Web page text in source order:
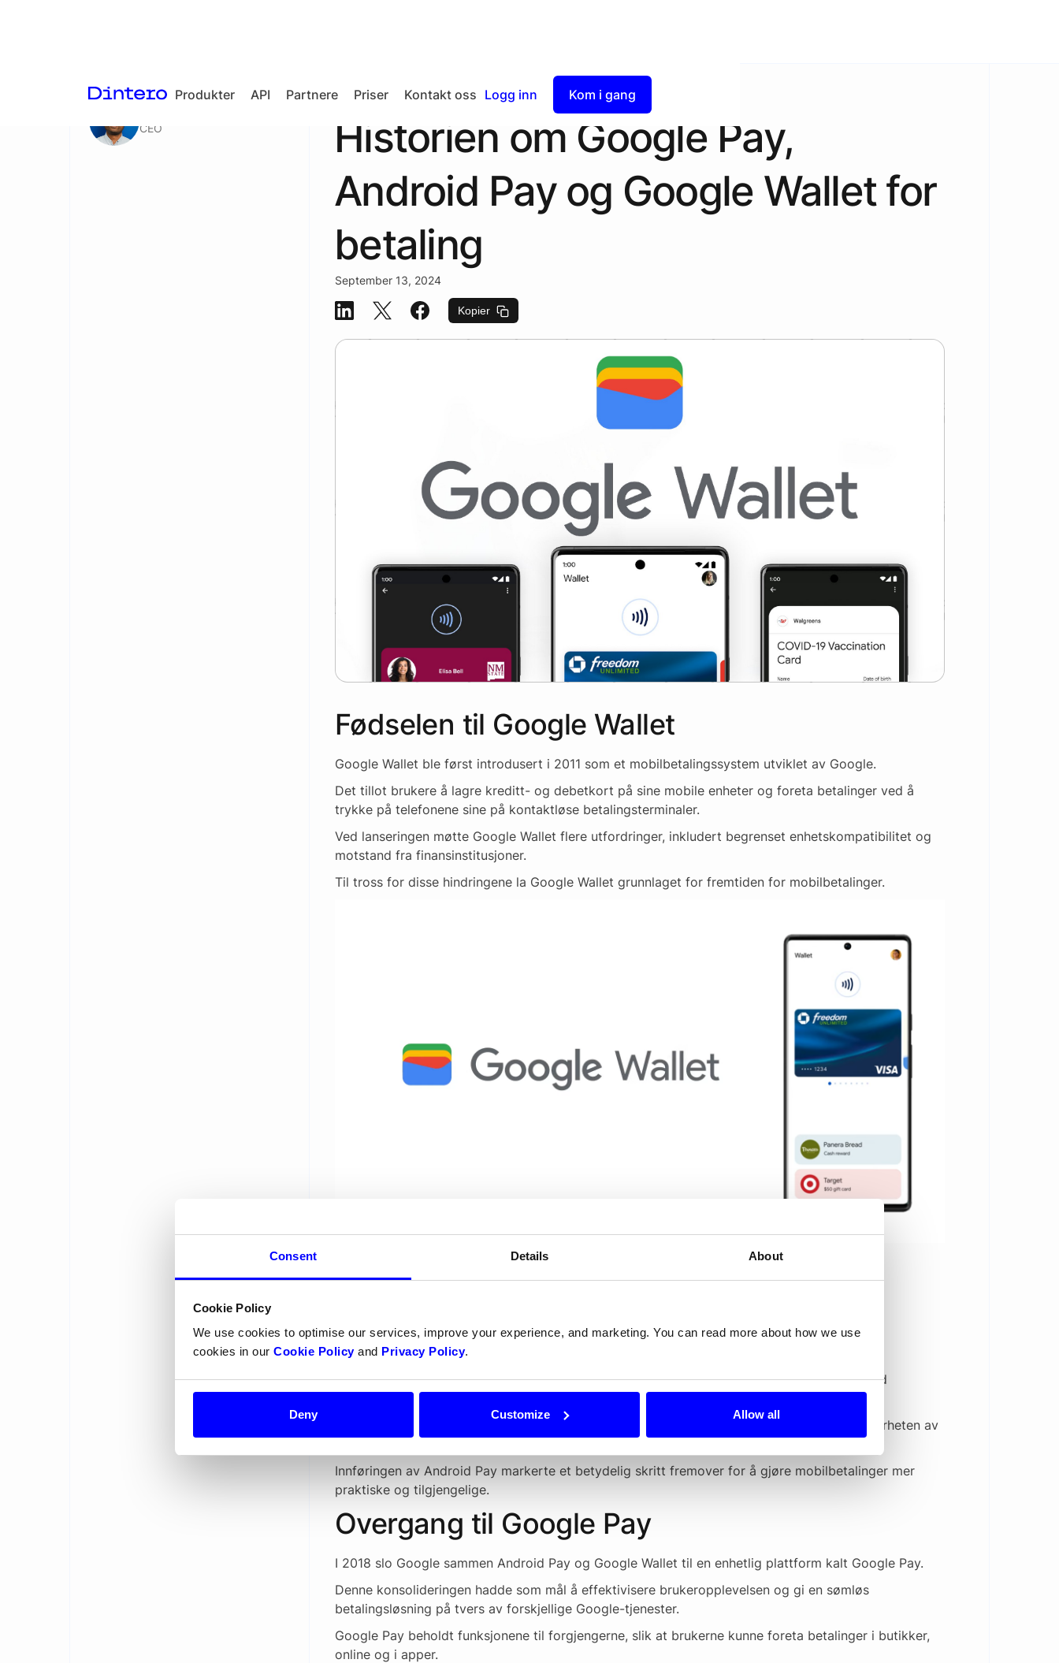
Consent Details About
Cookie Policy
We use cookies to optimise our services, improve your experience, and marketing. You can read more about how we use
cookies in our Cookie Policyand Privacy Policy.
Deny Customize Allow all
Produkter API Partnere Priser
Checkout
Kontakt oss Logg inn Kom i gang
Aktuelt / Blogg
CEO
Historien om Google Pay,
Android Pay og Google Wallet for
betaling
September 13, 2024
Kopier
Fødselen til Google Wallet
Google Wallet ble først introdusert i 2011 som et mobilbetalingssystem utviklet av Google.
Det tillot brukere å lagre kreditt- og debetkort på sine mobile enheter og foreta betalinger ved å
trykke på telefonene sine på kontaktløse betalingsterminaler.
Ved lanseringen møtte Google Wallet flere utfordringer, inkludert begrenset enhetskompatibilitet og
motstand fra finansinstitusjoner.
Til tross for disse hindringene la Google Wallet grunnlaget for fremtiden for mobilbetalinger.
I 2015 introduserte Google Android Pay som en omdøpt versjon av Google Wallet.
Android Pay utvidet mulighetene til forgjengeren ved å støtte kjøp i appen og integrere med
forskjellige lojalitetsprogrammer.
Med Android Pay kan brukere ganske enkelt låse opp telefonene sine og plassere dem i nærheten av
Innføringen av Android Pay markerte et betydelig skritt fremover for å gjøre mobilbetalinger mer
praktiske og tilgjengelige.
Overgang til Google Pay
I 2018 slo Google sammen Android Pay og Google Wallet til en enhetlig plattform kalt Google Pay.
Denne konsolideringen hadde som mål å effektivisere brukeropplevelsen og gi en sømløs
betalingsløsning på tvers av forskjellige Google-tjenester.
Google Pay beholdt funksjonene til forgjengerne, slik at brukerne kunne foreta betalinger i butikker,
online og i apper.